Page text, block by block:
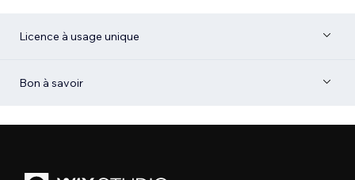
Licence à usage unique
Bon à savoir